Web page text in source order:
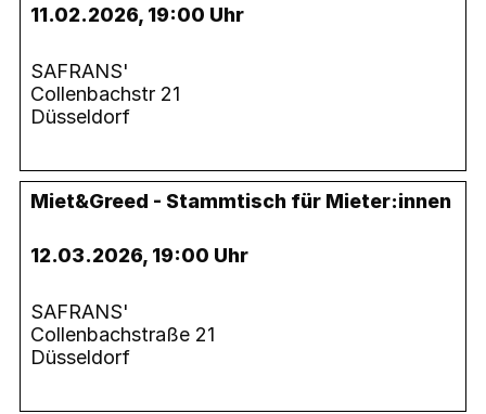
11.02.2026, 19:00 Uhr
SAFRANS'
Collenbachstr 21
Düsseldorf
Miet&Greed - Stammtisch für Mieter:innen
12.03.2026, 19:00 Uhr
SAFRANS'
Collenbachstraße 21
Düsseldorf